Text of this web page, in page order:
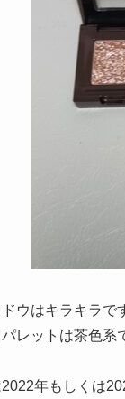
ウはキラキラで
レットは茶色系
年もしくは